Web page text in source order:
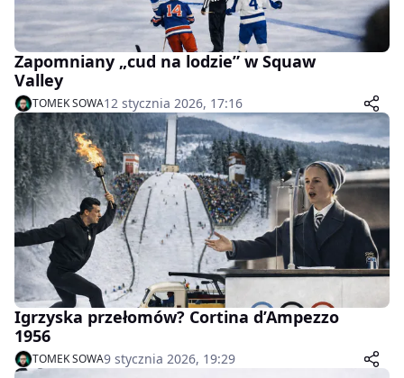
Zapomniany „cud na lodzie” w Squaw
Valley
TOMEK SOWA12 stycznia 2026, 17:16
Igrzyska przełomów? Cortina d’Ampezzo
1956
TOMEK SOWA9 stycznia 2026, 19:29